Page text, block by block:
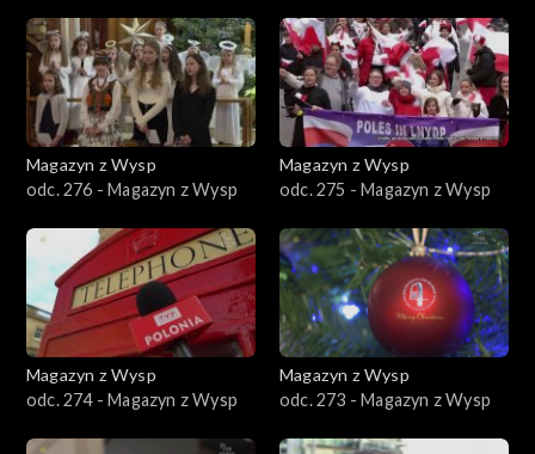
Magazyn z Wysp
odc. 276 - Magazyn z Wysp
Magazyn z Wysp
odc. 275 - Magazyn z Wysp
Magazyn z Wysp
odc. 274 - Magazyn z Wysp
Magazyn z Wysp
odc. 273 - Magazyn z Wysp